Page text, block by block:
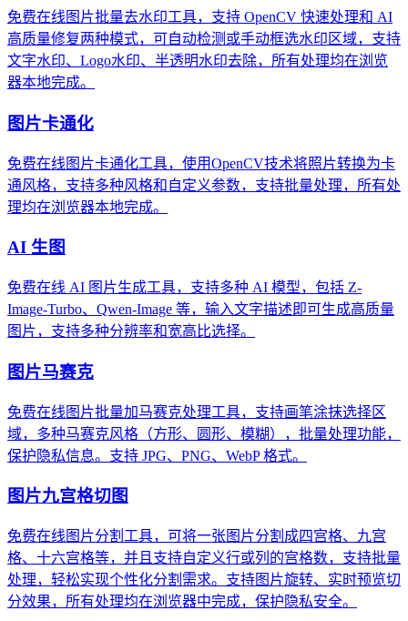
免费在线图片批量去水印工具，支持 OpenCV 快速处理和 AI
高质量修复两种模式，可自动检测或手动框选水印区域，支持
文字水印、Logo水印、半透明水印去除，所有处理均在浏览
器本地完成。
图片卡通化
免费在线图片卡通化工具，使用OpenCV技术将照片转换为卡
通风格，支持多种风格和自定义参数，支持批量处理，所有处
理均在浏览器本地完成。
AI 生图
免费在线 AI 图片生成工具，支持多种 AI 模型，包括 Z-
Image-Turbo、Qwen-Image 等，输入文字描述即可生成高质量
图片，支持多种分辨率和宽高比选择。
图片马赛克
免费在线图片批量加马赛克处理工具，支持画笔涂抹选择区
域，多种马赛克风格（方形、圆形、模糊），批量处理功能，
保护隐私信息。支持 JPG、PNG、WebP 格式。
图片九宫格切图
免费在线图片分割工具，可将一张图片分割成四宫格、九宫
格、十六宫格等，并且支持自定义行或列的宫格数，支持批量
处理，轻松实现个性化分割需求。支持图片旋转、实时预览切
分效果，所有处理均在浏览器中完成，保护隐私安全。